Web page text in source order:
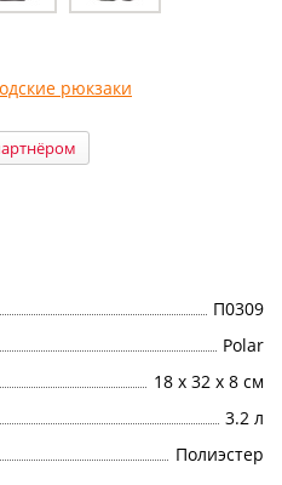
рюкзаки
П0309
Polar
18 х 32 х 8 см
3.2 л
Полиэстер